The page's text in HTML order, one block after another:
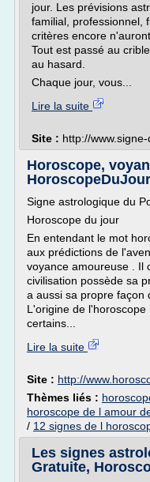
jour. Les prévisions
familial, professionnel,
critères encore
Tout est passé au
au hasard.
Chaque jour, vous...
Lire la suite
Site : http://
Horoscope,
Signe astrologique du
Horoscope du jour
En entendant le mot
aux prédictions de
voyance amoureuse . Il
civilisation possède sa
a aussi sa propre façon
L'origine de
certains...
Lire la suite
Site : http://
Thèmes liés :
horoscope de l amour
/ 12 signes de l
Les signes
Gratuite,